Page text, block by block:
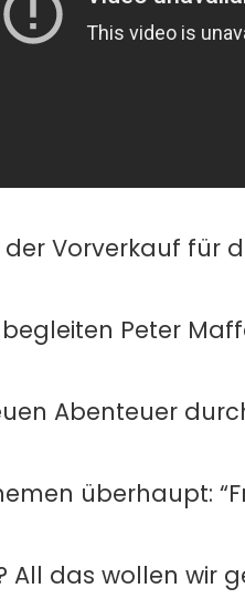
Vorverkauf für
Peter
Abenteuer
überhaupt:
All das wollen wir